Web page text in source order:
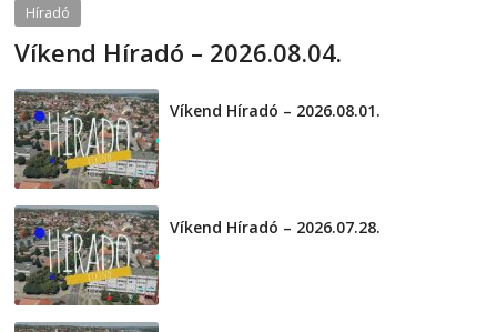
Híradó
Víkend Híradó – 2026.08.04.
Víkend Híradó – 2026.08.01.
Víkend Híradó – 2026.07.28.